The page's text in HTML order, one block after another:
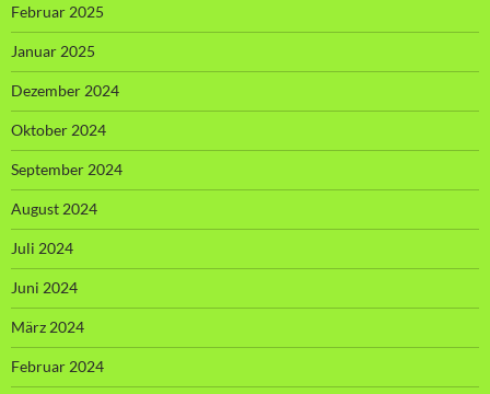
Februar 2025
Januar 2025
Dezember 2024
Oktober 2024
September 2024
August 2024
Juli 2024
Juni 2024
März 2024
Februar 2024